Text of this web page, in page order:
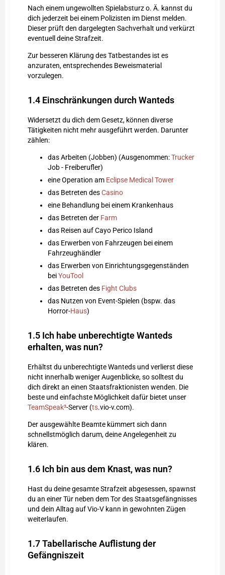
Nach einem ungewollten Spielabsturz o. Ä. kannst du
dich jederzeit bei einem Polizisten im Dienst melden.
Dieser prüft den dargelegten Sachverhalt und verkürzt
eventuell deine Strafzeit.
Zur besseren Klärung des Tatbestandes ist es
anzuraten, entsprechendes Beweismaterial
vorzulegen.
1.4 Einschränkungen durch Wanteds
Widersetzt du dich dem Gesetz, können diverse
Tätigkeiten nicht mehr ausgeführt werden. Darunter
zählen:
das Arbeiten (Jobben) (Ausgenommen:Trucker
Job - Freiberufler)
eine Operation am Eclipse Medical Tower
das Betreten desCasino
eine Behandlung bei einem Krankenhaus
das Betreten der Farm
das Reisen auf Cayo Perico Island
das Erwerben von Fahrzeugen bei einem
Fahrzeughändler
das Erwerben von Einrichtungsgegenständen
beiYouTool
das Betreten des Fight Clubs
das Nutzen von Event-Spielen (bspw. das
Horror-Haus)
1.5 Ich habe unberechtigte Wanteds
erhalten, was nun?
Erhältst du unberechtigte Wanteds und verlierst diese
nicht innerhalb weniger Augenblicke, so solltest du
dich direkt an einen Staatsfraktionisten wenden. Die
beste und einfachste Möglichkeit dafür bietet unser
TeamSpeak³-Server (ts.vio-v.com).
Der ausgewählte Beamte kümmert sich dann
schnellstmöglich darum, deine Angelegenheit zu
klären.
1.6 Ich bin aus dem Knast, was nun?
Hast du deine gesamte Strafzeit abgesessen, spawnst
du an einer Tür neben dem Tor des Staatsgefängnisses
und dein Alltag auf Vio-V kann in gewohnten Zügen
weiterlaufen.
1.7Tabellarische Auflistung der
Gefängniszeit